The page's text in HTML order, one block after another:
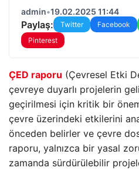
admin•19.02.2025 11:44
Paylaş: Twitter Facebook
Pinterest
ÇED raporu (Çevresel Etki
çevreye duyarlı projelerin
geçirilmesi için kritik bir
çevre üzerindeki etkilerini
önceden belirler ve çevre
raporu, yalnızca bir yasal
zamanda sürdürülebilir